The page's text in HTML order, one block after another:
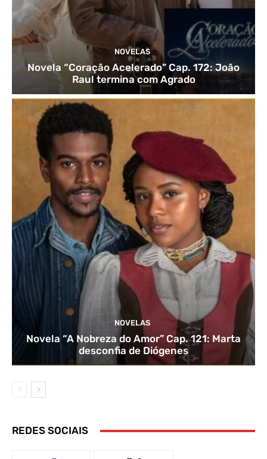
NOVELAS
Novela “Coração Acelerado” Cap. 172: João
Raul termina com Agrado
NOVELAS
Novela “A Nobreza do Amor” Cap. 121: Marta
desconfia de Diógenes
REDES SOCIAIS